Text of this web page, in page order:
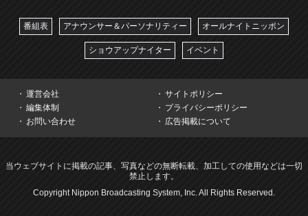
番組表 アナウンサー＆パーソナリティー オールナイトニッポン
ショウアップナイター イベント
運営会社
サイトポリシー
編集体制
プライバシーポリシー
お問い合わせ
広告掲載について
当ウェブサイトに掲載の記事、写真などの無断転載、加工しての使用などは一切
禁止します。
Copyright Nippon Broadcasting System, Inc. All Rights Reserved.